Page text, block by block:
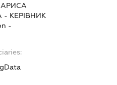
- КЕРІВНИК
-